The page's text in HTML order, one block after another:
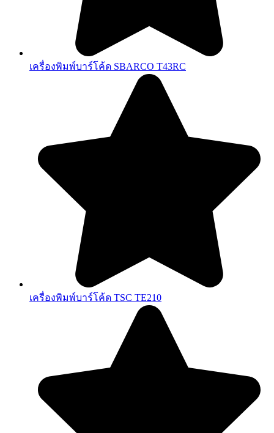
เครื่องพิมพ์บาร์โค้ด SBARCO T43RC
เครื่องพิมพ์บาร์โค้ด TSC TE210